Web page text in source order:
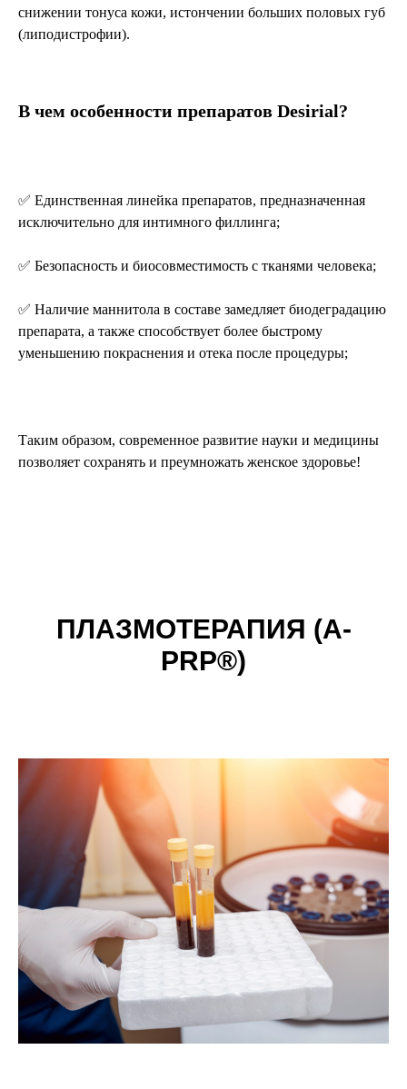
снижении тонуса кожи, истончении больших половых губ
(липодистрофии).
В чем особенности препаратов Desirial?
✅ Единственная линейка препаратов, предназначенная
исключительно для интимного филлинга;
✅ Безопасность и биосовместимость с тканями человека;
✅ Наличие маннитола в составе замедляет биодеградацию
препарата, а также способствует более быстрому
уменьшению покраснения и отека после процедуры;
Таким образом, современное развитие науки и медицины
позволяет сохранять и преумножать женское здоровье!
ПЛАЗМОТЕРАПИЯ (А-
PRP®)